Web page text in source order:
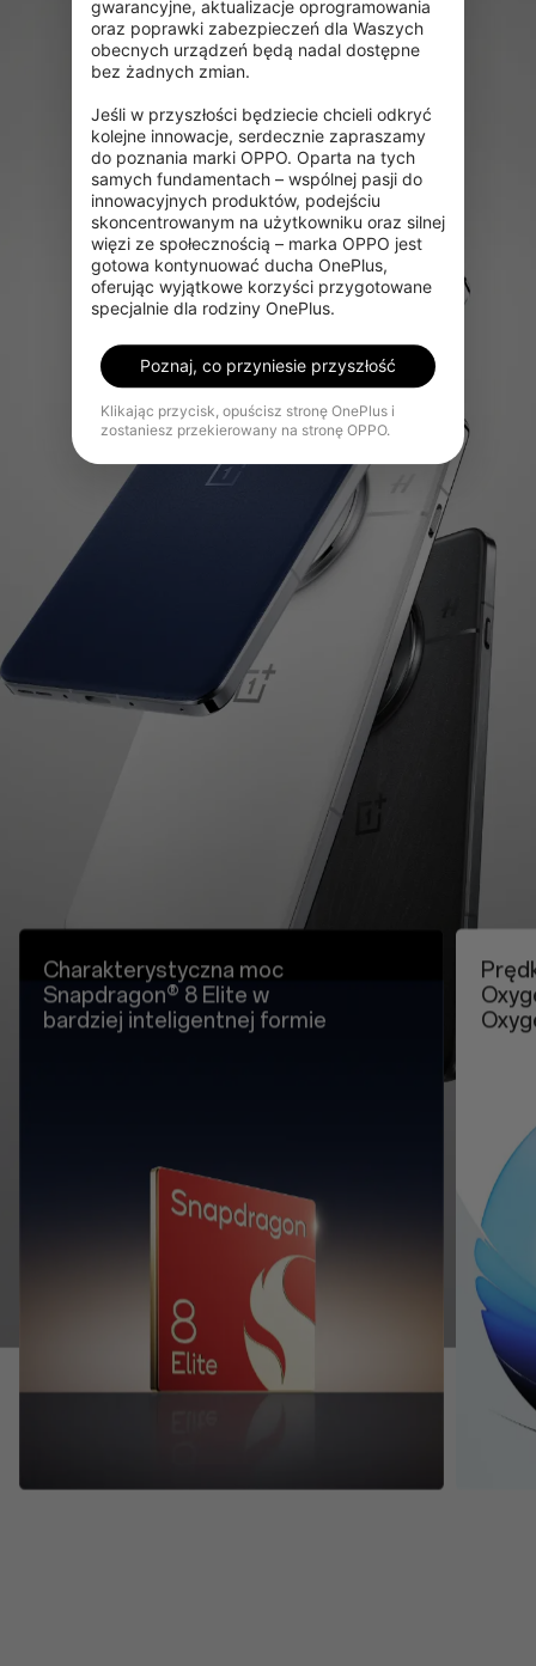
Charakterystyczna moc
Snapdragon® 8 Elitew
bardziej inteligentnej formie
gwarancyjne, aktualizacje oprogramowania
oraz poprawki zabezpieczeń dla Waszych
obecnych urządzeń będą nadal dostępne
bez żadnych zmian.
Jeśli w przyszłości będziecie chcieli odkryć
kolejne innowacje, serdecznie zapraszamy
do poznania marki OPPO. Oparta na tych
samych fundamentach – wspólnej pasji do
innowacyjnych produktów, podejściu
skoncentrowanym na użytkowniku oraz silnej
więzi ze społecznością – marka OPPO jest
gotowa kontynuować ducha OnePlus,
oferując wyjątkowe korzyści przygotowane
specjalnie dla rodziny OnePlus.
Poznaj, co przyniesie przyszłość
Klikając przycisk, opuścisz stronę OnePlus i
zostaniesz przekierowany na stronę OPPO.